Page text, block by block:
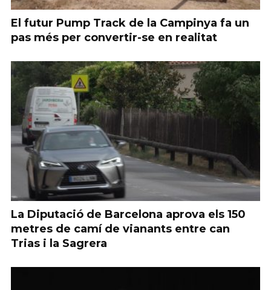
El futur Pump Track de la Campinya fa un
pas més per convertir-se en realitat
La Diputació de Barcelona aprova els 150
metres de camí de vianants entre can
Trias i la Sagrera